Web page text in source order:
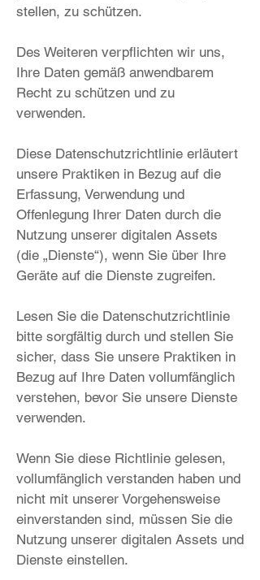
stellen, zu schützen.
Des Weiteren verpflichten wir uns,
Ihre Daten gemäß anwendbarem
Recht zu schützen und zu
verwenden.
Diese Datenschutzrichtlinie erläutert
unsere Praktiken in Bezug auf die
Erfassung, Verwendung und
Offenlegung Ihrer Daten durch die
Nutzung unserer digitalen Assets
(die „Dienste“), wenn Sie über Ihre
Geräte auf die Dienste zugreifen.
Lesen Sie die Datenschutzrichtlinie
bitte sorgfältig durch und stellen Sie
sicher, dass Sie unsere Praktiken in
Bezug auf Ihre Daten vollumfänglich
verstehen, bevor Sie unsere Dienste
verwenden.
Wenn Sie diese Richtlinie gelesen,
vollumfänglich verstanden haben und
nicht mit unserer Vorgehensweise
einverstanden sind, müssen Sie die
Nutzung unserer digitalen Assets und
Dienste einstellen.